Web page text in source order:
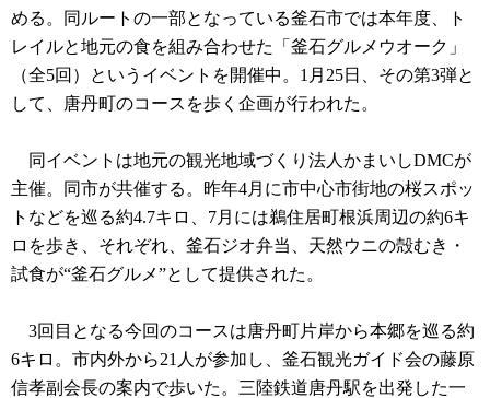
める。同ルートの一部となっている釜石市では本年度、ト
レイルと地元の食を組み合わせた「釜石グルメウオーク」
（全5回）というイベントを開催中。1月25日、その第3弾と
して、唐丹町のコースを歩く企画が行われた。
同イベントは地元の観光地域づくり法人かまいしDMCが
主催。同市が共催する。昨年4月に市中心市街地の桜スポッ
トなどを巡る約4.7キロ、7月には鵜住居町根浜周辺の約6キ
ロを歩き、それぞれ、釜石ジオ弁当、天然ウニの殻むき・
試食が“釜石グルメ”として提供された。
3回目となる今回のコースは唐丹町片岸から本郷を巡る約
6キロ。市内外から21人が参加し、釜石観光ガイド会の藤原
信孝副会長の案内で歩いた。三陸鉄道唐丹駅を出発した一